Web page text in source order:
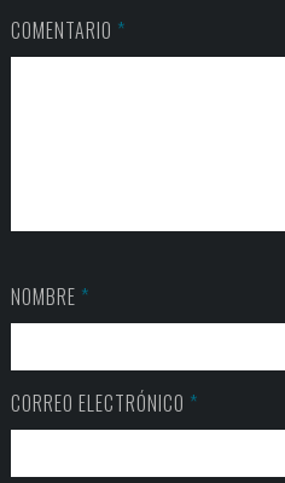
COMENTARIO *
NOMBRE *
CORREO ELECTRÓNICO *